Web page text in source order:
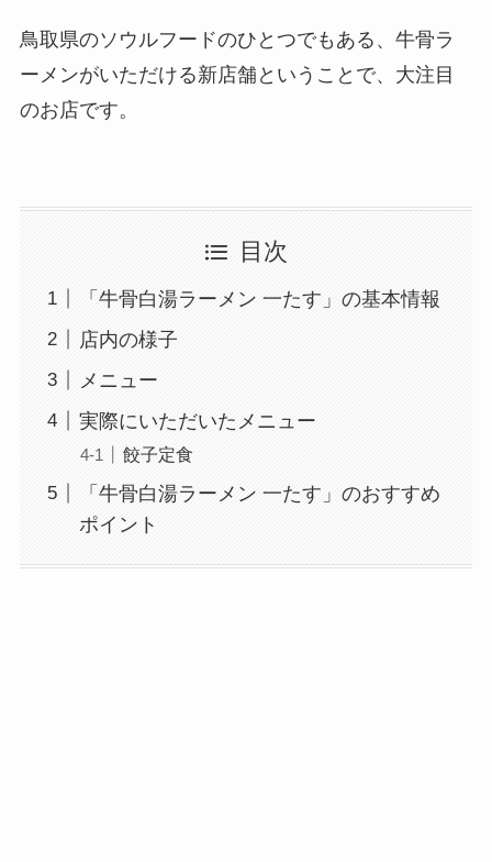
鳥取県のソウルフードのひとつでもある、牛骨ラ
ーメンがいただける新店舗ということで、大注目
のお店です。
目次
「牛骨白湯ラーメン 一たす」の基本情報
店内の様子
メニュー
実際にいただいたメニュー
餃子定食
「牛骨白湯ラーメン 一たす」のおすすめ
ポイント